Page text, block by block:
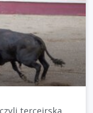
terceirska